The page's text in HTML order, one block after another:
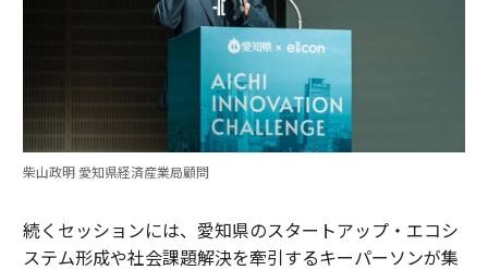
柴山政明 愛知県経済産業局顧問
続くセッションには、愛知県のスタートアップ・エコシ
ステム形成や社会課題解決を牽引するキーパーソンが集